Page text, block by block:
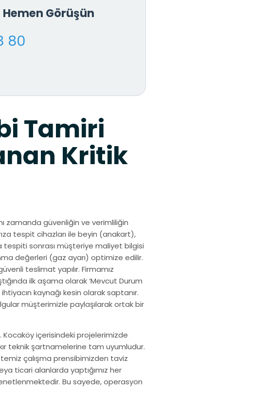
Görüşün
80
Tamiri
Kritik
zamanda güvenliğin ve verimliliğin
tespit cihazları ile beyin (anakart),
tespiti sonrası müşteriye maliyet bilgisi
değerleri (gaz ayarı) optimize edilir.
teslimat yapılır. Firmamız
ilk aşama olarak ‘Mevcut Durum
kaynağı kesin olarak saptanır.
müşterimizle paylaşılarak ortak bir
Kocaköy içerisindeki projelerimizde
teknik şartnamelerine tam uyumludur.
çalışma prensibimizden taviz
ticari alanlarda yaptığımız her
Bu sayede, operasyon